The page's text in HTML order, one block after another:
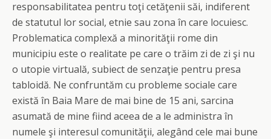
responsabilitatea pentru toţi cetăţenii săi, indiferent
de statutul lor social, etnie sau zona în care locuiesc.
Problematica complexă a minorităţii rome din
municipiu este o realitate pe care o trăim zi de zi şi nu
o utopie virtuală, subiect de senzaţie pentru presa
tabloidă. Ne confruntăm cu probleme sociale care
există în Baia Mare de mai bine de 15 ani, sarcina
asumată de mine fiind aceea de a le administra în
numele şi interesul comunităţii, alegând cele mai bune